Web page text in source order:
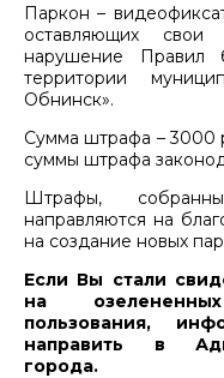
Паркон –
оставляющих
нарушение Правил
территории
Обнинск».
Сумма штрафа – 3000
суммы штрафа
Штрафы,
направляются на
на создание новых
Если Вы стали
на
пользования,
направить в
города.